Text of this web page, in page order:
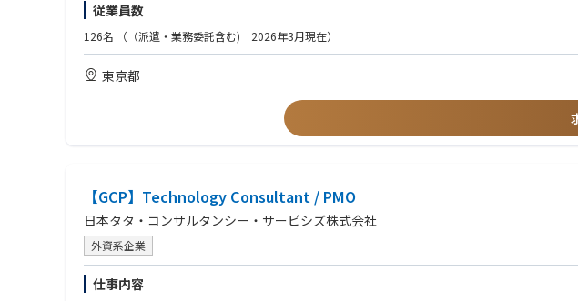
・生成AI等の社内活用ガイドライン整備、利用促進
・DX推進の効果測定（KPI設計）、経営会議への報告
・情シス/各事業部門と連携した導入/運用サポート
▼総務・コーポレートインフラ領域
・契約書管理、社内文書/ナレッジ基盤の整備
・社内規程の整備/更新、コンプライアンス/BCP（事業継続計画）対応
【その他】
・公式HP：https://highreso.jp/
・採用サイト：https://highreso.jp/recruit
・特集記事：https://www.bizreach.jp/job-feed/public-advertising/x4r7kd2/
https://www.bizreach.jp/job-feed/public-advertising/frxa72o/
【歓迎要件】
・IT/業務プロセス関連でのコンサル経験
・データセンター、クラウド、インフラ、AI関連事業での業務経験
・RPA、業務自動化ツールの導入経験
・急成長環境（スタートアップ、成長企業）におけるDX推進の実務経験
・英語でのビジネスコミュニケーション経験
・対人知性：社内外の関係者と信頼関係を構築し、周囲を巻き込みながら物事を前進させられる方
従業員数
126名 （（派遣・業務委託含む) 2026年3月現在）
東京都
【GCP】Technology Consultant / PMO
日本タタ・コンサルタンシー・サービシズ株式会社
外資系企業
仕事内容